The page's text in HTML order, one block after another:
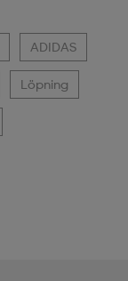
ADIDAS
Löpning